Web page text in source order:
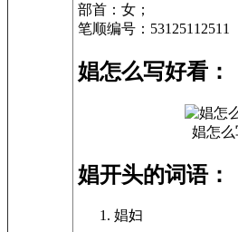
部首：女；
笔顺编号：53125112511
娼怎么写好看：
娼怎
娼开头的词语：
娼妇